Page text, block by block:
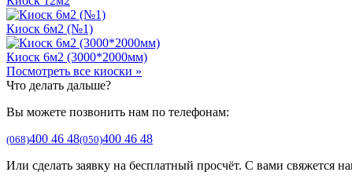
Киоск 6м2 (№1)
Киоск 6м2 (3000*2000мм)
Посмотреть все киоски »
Что делать дальше?
Вы можете позвонить нам по телефонам:
(068)400 46 48(050)400 46 48
Или сделать заявку на бесплатный просчёт. С вами свяжется